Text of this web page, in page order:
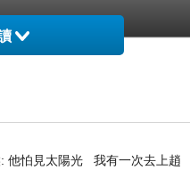
他怕見太陽光 我有一次去上趙